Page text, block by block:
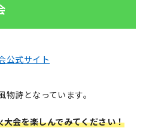
公式サイト
詩となっています。
会を楽しんでみてください！